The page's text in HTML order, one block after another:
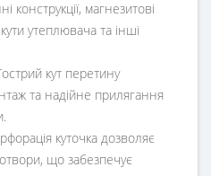
конструкції, магнезитові
утеплювача та інші
кут перетину
та надійне прилягання
куточка дозволяє
що забезпечує